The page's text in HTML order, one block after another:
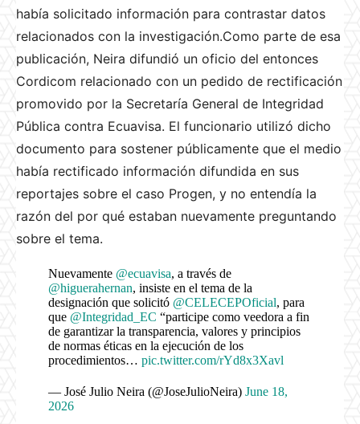
había solicitado información para contrastar datos
relacionados con la investigación.Como parte de esa
publicación, Neira difundió un oficio del entonces
Cordicom relacionado con un pedido de rectificación
promovido por la Secretaría General de Integridad
Pública contra Ecuavisa. El funcionario utilizó dicho
documento para sostener públicamente que el medio
había rectificado información difundida en sus
reportajes sobre el caso Progen, y no entendía la
razón del por qué estaban nuevamente preguntando
sobre el tema.
Nuevamente @ecuavisa, a través de
@higuerahernan, insiste en el tema de la
designación que solicitó @CELECEPOficial, para
que @Integridad_EC “participe como veedora a fin
de garantizar la transparencia, valores y principios
de normas éticas en la ejecución de los
procedimientos… pic.twitter.com/rYd8x3Xavl
— José Julio Neira (@JoseJulioNeira) June 18,
2026